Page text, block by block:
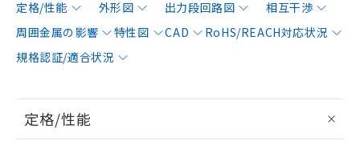
定格/性能 外形図 出力段回路図
相互干渉
周囲金属の影響
特性図 CAD
RoHS/REACH対応状況
規格認証/適合状況
定格/性能